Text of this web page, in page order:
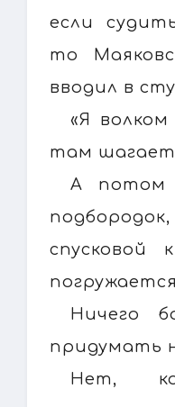
если
то
вводил в
«Я
там шагает
А потом
спусковой
Ничего
придумать
Нет,